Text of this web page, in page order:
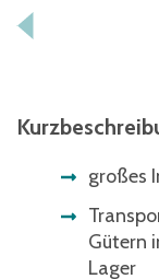
großes
Gütern
Lager